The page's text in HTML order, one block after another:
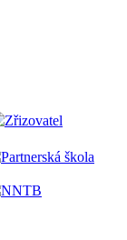
Zřizovatel
Partnerská škola
NNTB